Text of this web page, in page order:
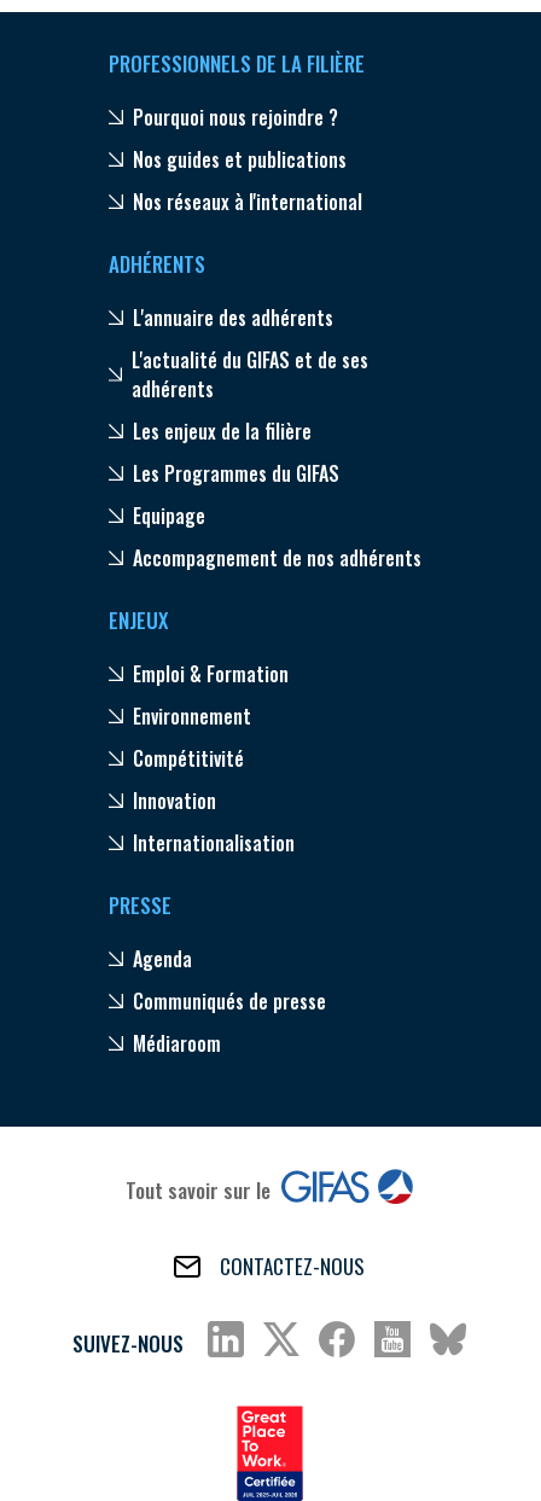
PROFESSIONNELS DE LA FILIÈRE
Pourquoi nous rejoindre ?
Nos guides et publications
Nos réseaux à l'international
ADHÉRENTS
L'annuaire des adhérents
L'actualité du GIFAS et de ses
adhérents
Les enjeux de la filière
Les Programmes du GIFAS
Equipage
Accompagnement de nos adhérents
ENJEUX
Emploi & Formation
Environnement
Compétitivité
Innovation
Internationalisation
PRESSE
Agenda
Communiqués de presse
Médiaroom
Tout savoir sur le
CONTACTEZ-NOUS
SUIVEZ-NOUS